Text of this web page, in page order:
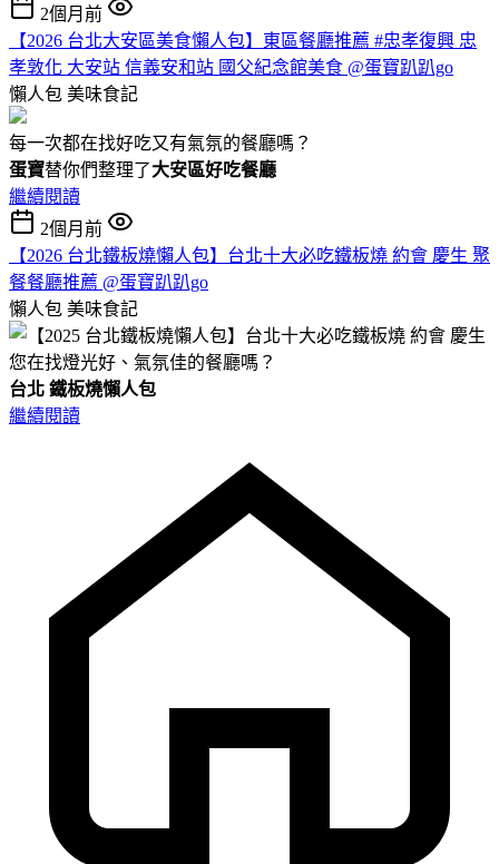
2個月前
【2026 台北大安區美食懶人包】東區餐廳推薦 #忠孝復興 忠
孝敦化 大安站 信義安和站 國父紀念館美食 @蛋寶趴趴go
懶人包 美味食記
每一次都在找好吃又有氣氛的餐廳嗎？
蛋寶替你們整理了大安區好吃餐廳
繼續閱讀
2個月前
【2026 台北鐵板燒懶人包】台北十大必吃鐵板燒 約會 慶生 聚
餐餐廳推薦 @蛋寶趴趴go
懶人包 美味食記
您在找燈光好、氣氛佳的餐廳嗎？
台北 鐵板燒懶人包
繼續閱讀